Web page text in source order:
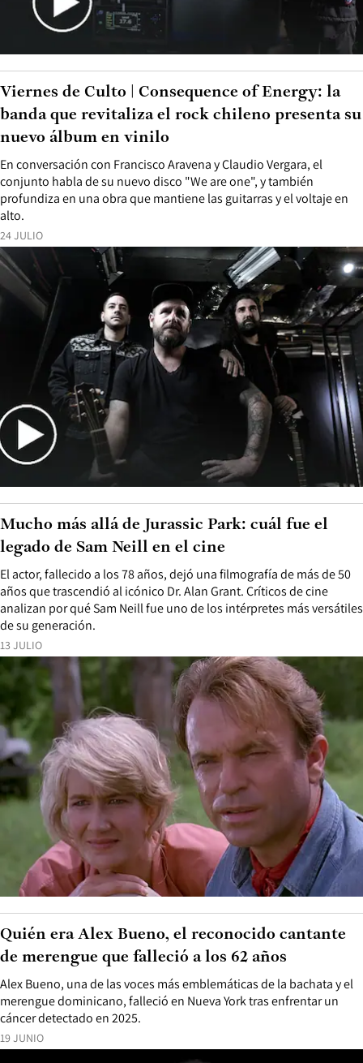
24 JULIO
En conversación con Francisco Aravena y Claudio Vergara, el
conjunto habla de su nuevo disco "We are one", y también
profundiza en una obra que mantiene las guitarras y el voltaje en
alto.
Viernes de Culto | Consequence of Energy: la
banda que revitaliza el rock chileno presenta su
nuevo álbum en vinilo
13 JULIO
El actor, fallecido a los 78 años, dejó una filmografía de más de 50
años que trascendió al icónico Dr. Alan Grant. Críticos de cine
analizan por qué Sam Neill fue uno de los intérpretes más versátiles
de su generación.
Mucho más allá de Jurassic Park: cuál fue el
legado de Sam Neill en el cine
19 JUNIO
Alex Bueno, una de las voces más emblemáticas de la bachata y el
merengue dominicano, falleció en Nueva York tras enfrentar un
cáncer detectado en 2025.
Quién era Alex Bueno, el reconocido cantante
de merengue que falleció a los 62 años